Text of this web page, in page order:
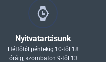
Nyitvatartásunk
Hétfőtől péntekig 10-től 18
óráig, szombaton 9-től 13